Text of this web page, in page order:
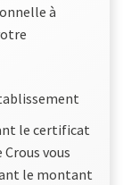
à
le certificat
vous
le montant